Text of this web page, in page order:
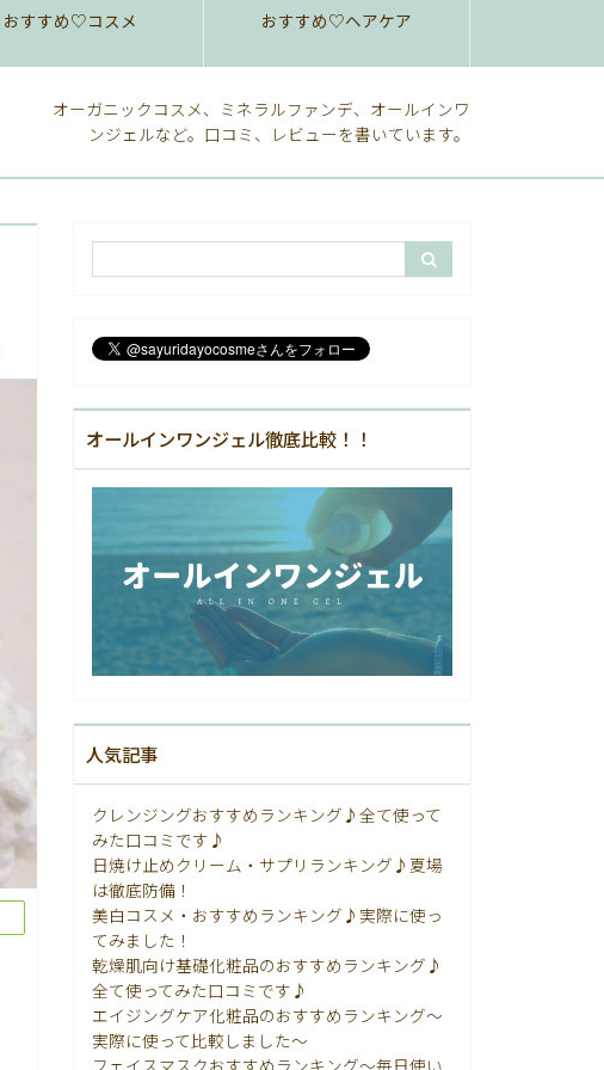
おすすめ♡コスメ おすすめ♡ヘアケア
オーガニックコスメ、ミネラルファンデ、オールインワ
ンジェルなど。口コミ、レビューを書いています。
オールインワンジェル徹底比較！！
人気記事
クレンジングおすすめランキング♪全て使って
みた口コミです♪
日焼け止めクリーム・サプリランキング♪夏場
は徹底防備！
美白コスメ・おすすめランキング♪実際に使っ
てみました！
乾燥肌向け基礎化粧品のおすすめランキング♪
全て使ってみた口コミです♪
エイジングケア化粧品のおすすめランキング〜
実際に使って比較しました〜